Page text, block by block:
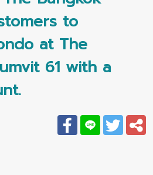
to
at The
61 with a